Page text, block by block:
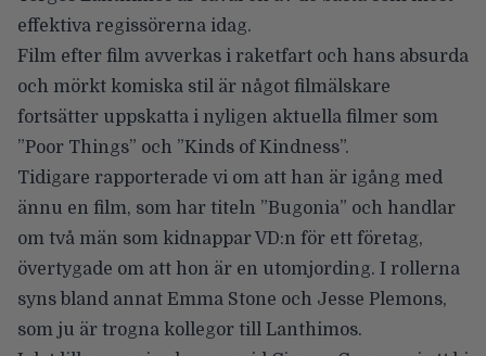
effektiva regissörerna idag.
Film efter film avverkas i raketfart och hans absurda
och mörkt komiska stil är något filmälskare
fortsätter uppskatta i nyligen aktuella filmer som
”Poor Things” och ”Kinds of Kindness”.
Tidigare rapporterade vi om att han är igång med
ännu en film, som har titeln ”Bugonia” och handlar
om två män som kidnappar VD:n för ett företag,
övertygade om att hon är en utomjording. I rollerna
syns bland annat Emma Stone och Jesse Plemons,
som ju är trogna kollegor till Lanthimos.